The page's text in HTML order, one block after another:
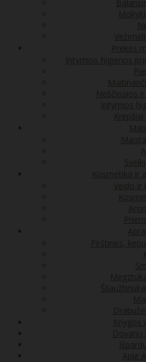
Prekės
Intymios higienos
Nėščiosios
Intymios
Kosmetika ir
Veido
Pirštinės,
Knygos
Dovanų
Apie